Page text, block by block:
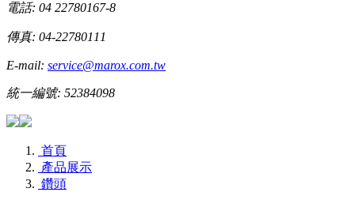
電話: 04 22780167-8
傳真: 04-22780111
E-mail: service@marox.com.tw
統一編號: 52384098
首頁
產品展示
鑽頭